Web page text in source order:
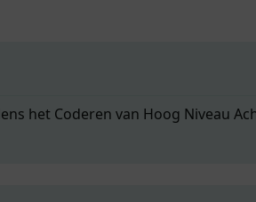
het Coderen van Hoog Niveau